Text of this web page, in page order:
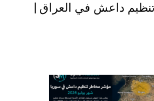
داعش في العراق |